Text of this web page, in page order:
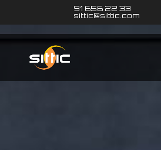
91 656 22 33
sittic@sittic.com